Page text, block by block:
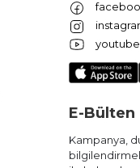
youtube
E-Bülten
Kampanya,